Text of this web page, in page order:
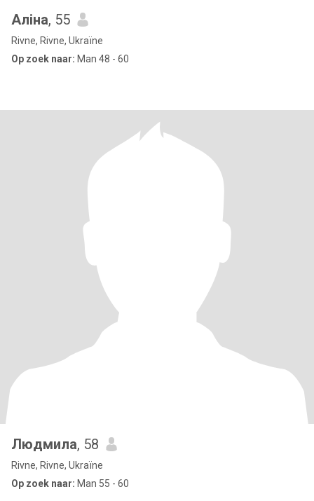
Аліна, 55
Rivne, Rivne, Ukraïne
Op zoek naar: Man 48 - 60
Людмила, 58
Rivne, Rivne, Ukraïne
Op zoek naar: Man 55 - 60